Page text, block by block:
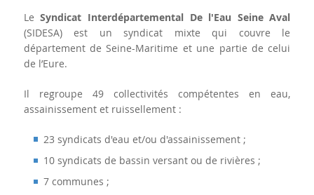
LeSyndicat Interdépartemental De l'Eau Seine Aval
(SIDESA) est un syndicat mixte qui couvre le
département de Seine-Maritime et une partie de celui
de l’Eure.
Il regroupe 49 collectivités compétentes en eau,
assainissement et ruissellement :
23 syndicats d'eau et/ou d'assainissement ;
10 syndicats de bassin versant ou de rivières ;
7 communes ;